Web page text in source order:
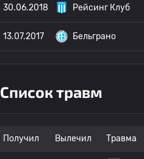
30.06.2018 Рейсинг Клуб
13.07.2017 Бельграно
Список травм
Получил Вылечил Травма